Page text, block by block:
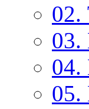
02.
03.
04.
05.